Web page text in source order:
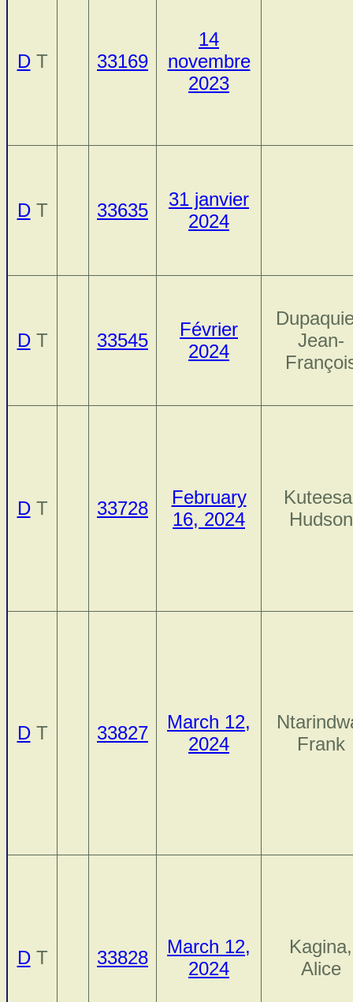
DT 33169
14
novembre
2023
DT 33635
31 janvier
2024
DT 33545
Février
2024
Jean-
DT 33728
February
16, 2024
Hudson
DT 33827
March 12,
2024
Frank
DT 33828
March 12,
2024
Kagina,
Alice